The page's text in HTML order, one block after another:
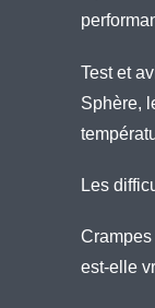
Test et
Sphère,
Les
est-elle